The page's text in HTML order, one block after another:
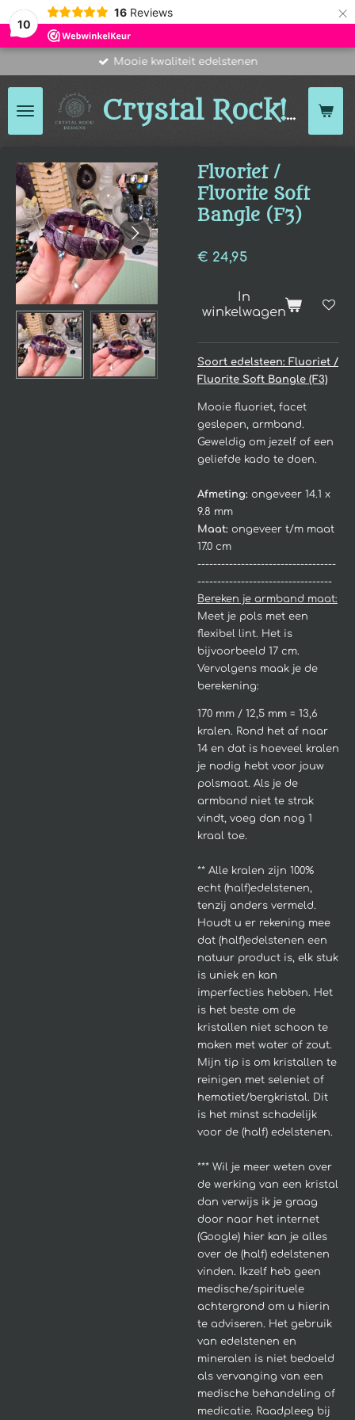
10
16 Reviews ×
Crystal Rock!
Mooie kwaliteit edelstenen
Fluoriet /
Fluorite Soft
Bangle (F3)
€ 24,95
In
winkelwagen
Soort edelsteen: Fluoriet /
Fluorite Soft Bangle (F3)
Mooie fluoriet, facet
geslepen, armband.
Geweldig om jezelf of een
geliefde kado te doen.
Afmeting: ongeveer 14.1 x
9.8 mm
Maat: ongeveer t/m maat
17.0 cm
-----------------------------------
----------------------------------
Bereken je armband maat:
Meet je pols met een
flexibel lint. Het is
bijvoorbeeld 17 cm.
Vervolgens maak je de
berekening:
170 mm / 12,5 mm = 13,6
kralen. Rond het af naar
14 en dat is hoeveel kralen
je nodig hebt voor jouw
polsmaat. Als je de
armband niet te strak
vindt, voeg dan nog 1
kraal toe.
** Alle kralen zijn 100%
echt (half)edelstenen,
tenzij anders vermeld.
Houdt u er rekening mee
dat (half)edelstenen een
natuur product is, elk stuk
is uniek en kan
imperfecties hebben. Het
is het beste om de
kristallen niet schoon te
maken met water of zout.
Mijn tip is om kristallen te
reinigen met seleniet of
hematiet/bergkristal. Dit
is het minst schadelijk
voor de (half) edelstenen.
*** Wil je meer weten over
de werking van een kristal
dan verwijs ik je graag
door naar het internet
(Google) hier kan je alles
over de (half) edelstenen
vinden. Ikzelf heb geen
medische/spirituele
achtergrond om u hierin
te adviseren. Het gebruik
van edelstenen en
mineralen is niet bedoeld
als vervanging van een
medische behandeling of
medicatie. Raadpleeg bij